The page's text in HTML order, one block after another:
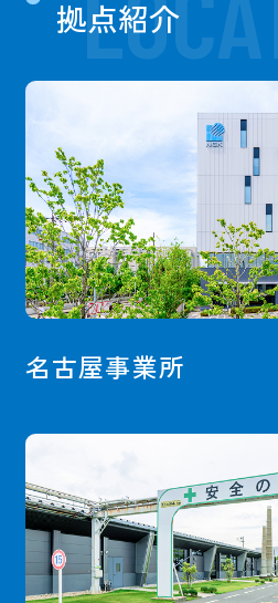
拠点紹介
名古屋事業所